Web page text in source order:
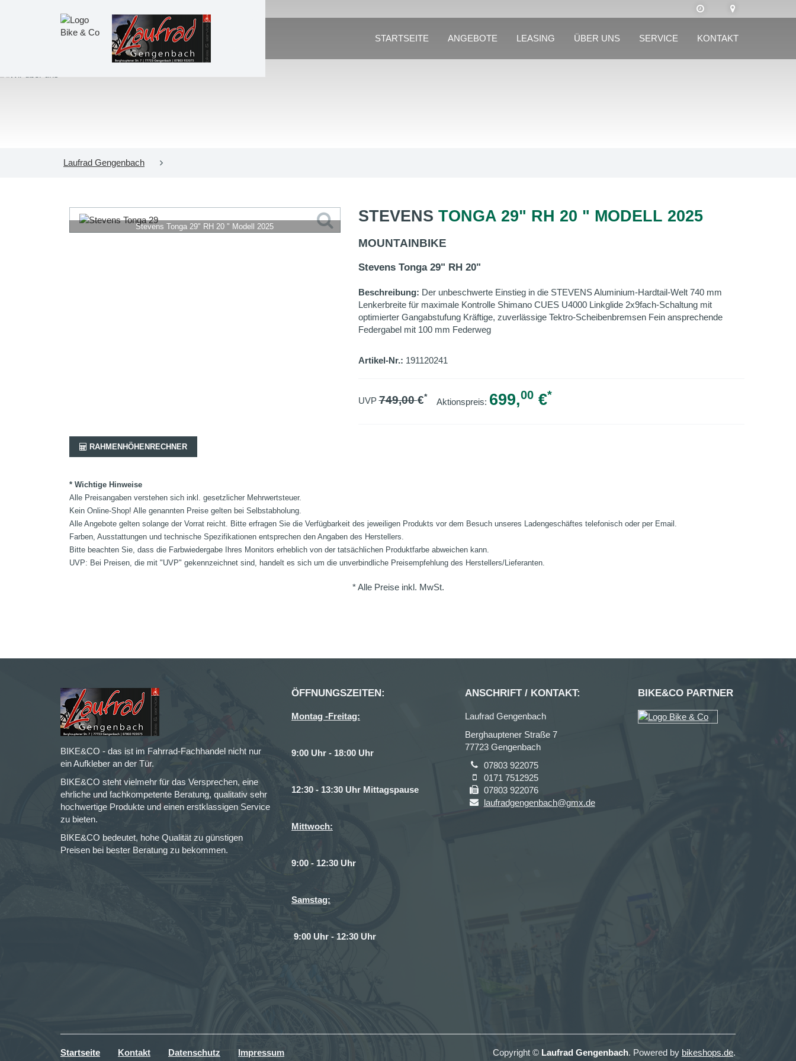
STARTSEITE ANGEBOTE LEASING ÜBER UNS SERVICE KONTAKT
Laufrad Gengenbach
Stevens Tonga 29" RH 20 " Modell 2025
STEVENS TONGA 29" RH 20 " MODELL 2025
MOUNTAINBIKE
Stevens Tonga 29" RH 20"
Beschreibung: Der unbeschwerte Einstieg in die STEVENS Aluminium-Hardtail-Welt 740 mm
Lenkerbreite für maximale Kontrolle Shimano CUES U4000 Linkglide 2x9fach-Schaltung mit
optimierter Gangabstufung Kräftige, zuverlässige Tektro-Scheibenbremsen Fein ansprechende
Federgabel mit 100 mm Federweg
Artikel-Nr.: 191120241
UVP749,00€*
Aktionspreis: 699,00€*
RAHMENHÖHENRECHNER
* Wichtige Hinweise
Alle Preisangaben verstehen sich inkl. gesetzlicher Mehrwertsteuer.
Kein Online-Shop! Alle genannten Preise gelten bei Selbstabholung.
Alle Angebote gelten solange der Vorrat reicht. Bitte erfragen Sie die Verfügbarkeit des jeweiligen Produkts vor dem Besuch unseres Ladengeschäftes telefonisch oder per Email.
Farben, Ausstattungen und technische Spezifikationen entsprechen den Angaben des Herstellers.
Bitte beachten Sie, dass die Farbwiedergabe Ihres Monitors erheblich von der tatsächlichen Produktfarbe abweichen kann.
UVP: Bei Preisen, die mit "UVP" gekennzeichnet sind, handelt es sich um die unverbindliche Preisempfehlung des Herstellers/Lieferanten.
* Alle Preise inkl. MwSt.
BIKE&CO - das ist im Fahrrad-Fachhandel nicht nur
ein Aufkleber an der Tür.
BIKE&CO steht vielmehr für das Versprechen, eine
ehrliche und fachkompetente Beratung, qualitativ sehr
hochwertige Produkte und einen erstklassigen Service
zu bieten.
BIKE&CO bedeutet, hohe Qualität zu günstigen
Preisen bei bester Beratung zu bekommen.
ÖFFNUNGSZEITEN:
Montag -Freitag:
9:00 Uhr - 18:00 Uhr
12:30 - 13:30 Uhr Mittagspause
Mittwoch:
9:00 - 12:30 Uhr
Samstag:
9:00 Uhr - 12:30 Uhr
ANSCHRIFT / KONTAKT:
Laufrad Gengenbach
Berghauptener Straße 7
77723 Gengenbach
07803 922075
0171 7512925
07803 922076
laufradgengenbach@gmx.de
BIKE&CO PARTNER
Startseite Kontakt Datenschutz Impressum Copyright © Laufrad Gengenbach. Powered by bikeshops.de.